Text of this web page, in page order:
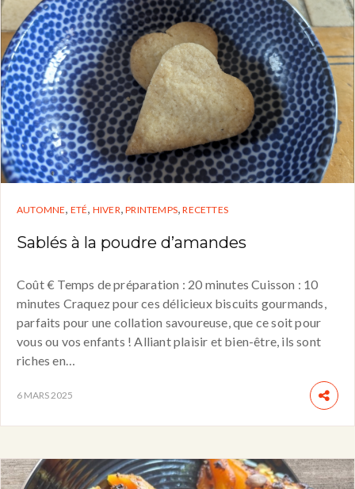
AUTOMNE, ETÉ, HIVER,PRINTEMPS,RECETTES
Sablés à la poudre d’amandes
Coût € Temps de préparation : 20 minutes Cuisson : 10
minutes Craquez pour ces délicieux biscuits gourmands,
parfaits pour une collation savoureuse, que ce soit pour
vous ou vos enfants ! Alliant plaisir et bien-être, ils sont
riches en…
6 MARS 2025